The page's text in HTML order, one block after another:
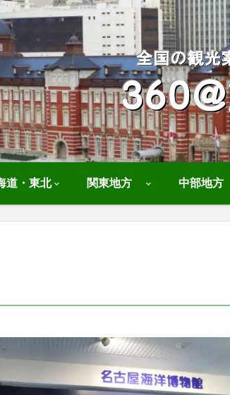
道・東北 関東地方 中部地方